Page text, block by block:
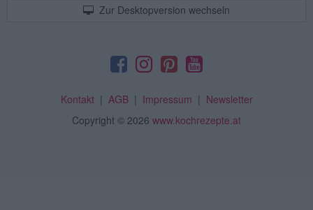
Zur Desktopversion wechseln
Kontakt| AGB| Impressum | Newsletter
Copyright © 2026 www.kochrezepte.at